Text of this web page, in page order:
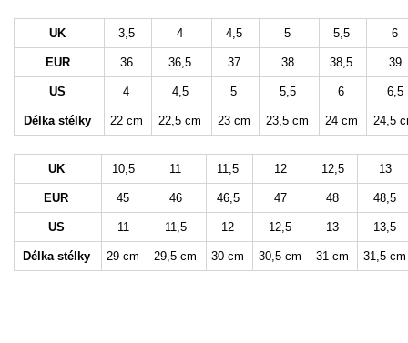
UK 3,5 4 4,5 5 5,5 6
EUR 36 36,5 37 38 38,5 39
US 4 4,5 5 5,5 6 6,5
Délka stélky 22 cm 22,5 cm 23 cm 23,5 cm 24 cm 24,5
UK 10,5 11 11,5 12 12,5 13
EUR 45 46 46,5 47 48 48,5
US 11 11,5 12 12,5 13 13,5
Délka stélky 29 cm 29,5 cm 30 cm 30,5 cm 31 cm 31,5 cm